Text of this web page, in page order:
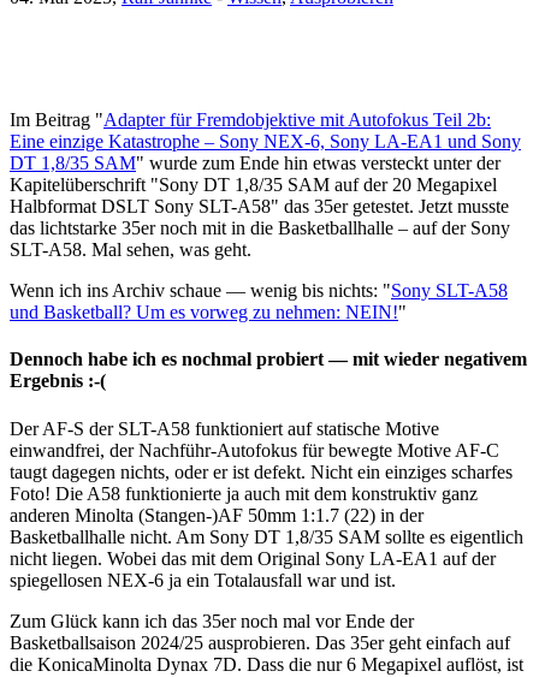
Im Beitrag "Adapter für Fremdobjektive mit Autofokus Teil 2b:
Eine einzige Katastrophe – Sony NEX-6, Sony LA-EA1 und Sony
DT 1,8/35 SAM" wurde zum Ende hin etwas versteckt unter der
Kapitelüberschrift "Sony DT 1,8/35 SAM auf der 20 Megapixel
Halbformat DSLT Sony SLT-A58" das 35er getestet. Jetzt musste
das lichtstarke 35er noch mit in die Basketballhalle – auf der Sony
SLT-A58. Mal sehen, was geht.
Wenn ich ins Archiv schaue — wenig bis nichts: "Sony SLT-A58
und Basketball? Um es vorweg zu nehmen: NEIN!"
Dennoch habe ich es nochmal probiert — mit wieder negativem
Ergebnis :-(
Der AF-S der SLT-A58 funktioniert auf statische Motive
einwandfrei, der Nachführ-Autofokus für bewegte Motive AF-C
taugt dagegen nichts, oder er ist defekt. Nicht ein einziges scharfes
Foto! Die A58 funktionierte ja auch mit dem konstruktiv ganz
anderen Minolta (Stangen-)AF 50mm 1:1.7 (22) in der
Basketballhalle nicht. Am Sony DT 1,8/35 SAM sollte es eigentlich
nicht liegen. Wobei das mit dem Original Sony LA-EA1 auf der
spiegellosen NEX-6 ja ein Totalausfall war und ist.
Zum Glück kann ich das 35er noch mal vor Ende der
Basketballsaison 2024/25 ausprobieren. Das 35er geht einfach auf
die KonicaMinolta Dynax 7D. Dass die nur 6 Megapixel auflöst, ist